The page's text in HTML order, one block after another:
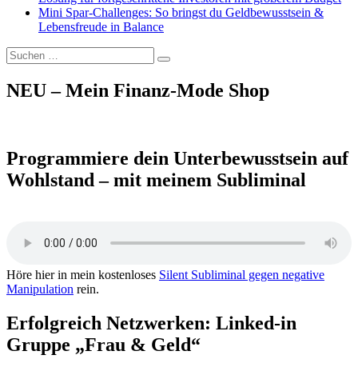
Mini Spar-Challenges: So bringst du Geldbewusstsein &
Lebensfreude in Balance
Suchen
nach:
Suchen
NEU – Mein Finanz-Mode Shop
Programmiere dein Unterbewusstsein auf
Wohlstand – mit meinem Subliminal
Höre hier in mein kostenloses Silent Subliminal gegen negative
Manipulation rein.
Erfolgreich Netzwerken: Linked-in
Gruppe „Frau & Geld“